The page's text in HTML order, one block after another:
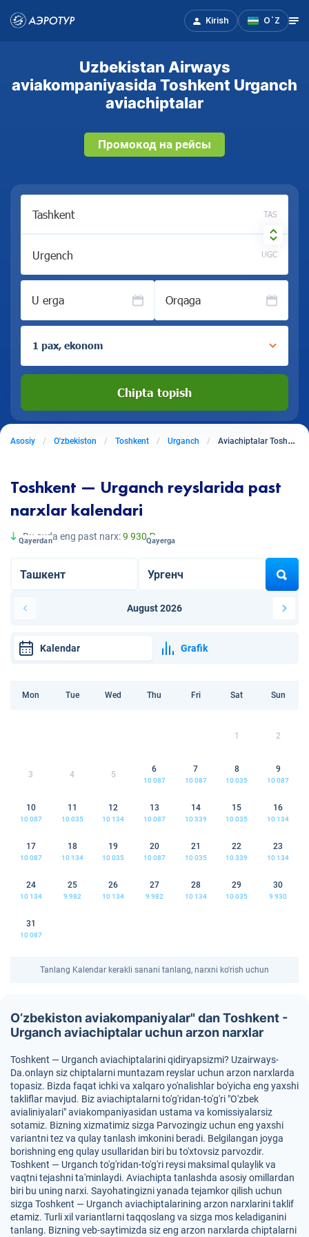
Kirish O`Z
Uzbekistan Airways
aviakompaniyasida Toshkent Urganch
aviachiptalar
Промокод на рейсы
TAS
UGC
U erga Orqaga
1 pax, ekonom
Chipta topish
Asosiy O'zbekiston Toshkent Urganch Aviachiptalar Toshkentdan Urganchga
Toshkent — Urganch reyslarida past
narxlar kalendari
Bu oyda eng past narx:9 930 ₽
Qayerdan Qayerga
August 2026
Kalendar Grafik
Mon Tue Wed Thu Fri Sat Sun
1 2
3 4 5
6
10 087
7
10 087
8
10 035
9
10 087
10
10 087
11
10 035
12
10 134
13
10 087
14
10 339
15
10 035
16
10 134
17
10 087
18
10 134
19
10 035
20
10 087
21
10 035
22
10 339
23
10 134
24
10 134
25
9 982
26
10 134
27
9 982
28
10 134
29
10 035
30
9 930
31
10 087
Tanlang Kalendar kerakli sanani tanlang, narxni ko'rish uchun
O’zbekiston aviakompaniyalar" dan Toshkent -
Urganch aviachiptalar uchun arzon narxlar
Toshkent — Urganch aviachiptalarini qidiryapsizmi? Uzairways-
Da.onlayn siz chiptalarni muntazam reyslar uchun arzon narxlarda
topasiz. Bizda faqat ichki va xalqaro yo'nalishlar bo'yicha eng yaxshi
takliflar mavjud. Biz aviachiptalarni to'g'ridan-to'g'ri "O'zbek
avialiniyalari" aviakompaniyasidan ustama va komissiyalarsiz
sotamiz. Bizning xizmatimiz sizga Parvozingiz uchun eng yaxshi
variantni tez va qulay tanlash imkonini beradi. Belgilangan joyga
borishning eng qulay usullaridan biri bu to'xtovsiz parvozdir.
Toshkent — Urganch to'g'ridan-to'g'ri reysi maksimal qulaylik va
vaqtni tejashni ta'minlaydi. Aviachipta tanlashda asosiy omillardan
biri bu uning narxi. Sayohatingizni yanada tejamkor qilish uchun
sizga Toshkent — Urganch aviachiptalarining arzon narxlarini taklif
etamiz. Turli xil variantlarni taqqoslang va sizga mos keladiganini
tanlang. Bizning veb-saytimizda siz eng arzon narxlarda chiptalarni